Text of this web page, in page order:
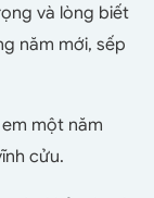
và lòng biết
năm mới, sếp
một năm
cửu.